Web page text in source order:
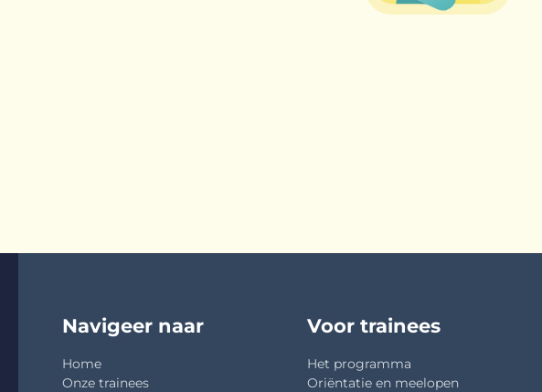
Navigeer naar
Home
Onze trainees
Voor trainees
Het programma
Oriëntatie en meelopen